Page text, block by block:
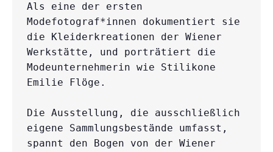
Als eine der ersten
Modefotograf*innen dokumentiert sie
die Kleiderkreationen der Wiener
Werkstätte, und porträtiert die
Modeunternehmerin wie Stilikone
Emilie Flöge.
Die Ausstellung, die ausschließlich
eigene Sammlungsbestände umfasst,
spannt den Bogen von der Wiener